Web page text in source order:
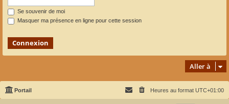
Se souvenir de moi
Masquer ma présence en ligne pour cette session
Aller à
Portail Heures au format UTC+01:00